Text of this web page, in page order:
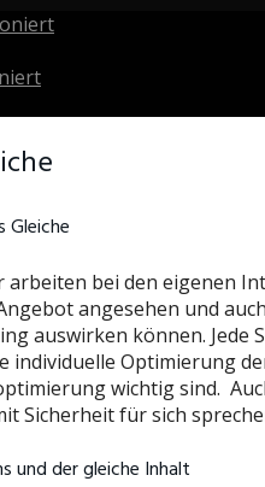
Gleiche
arbeiten bei den eigenen
angesehen und
auswirken können.
individuelle Optimierung
wichtig sind.
Sicherheit für sich
und der gleiche Inhalt